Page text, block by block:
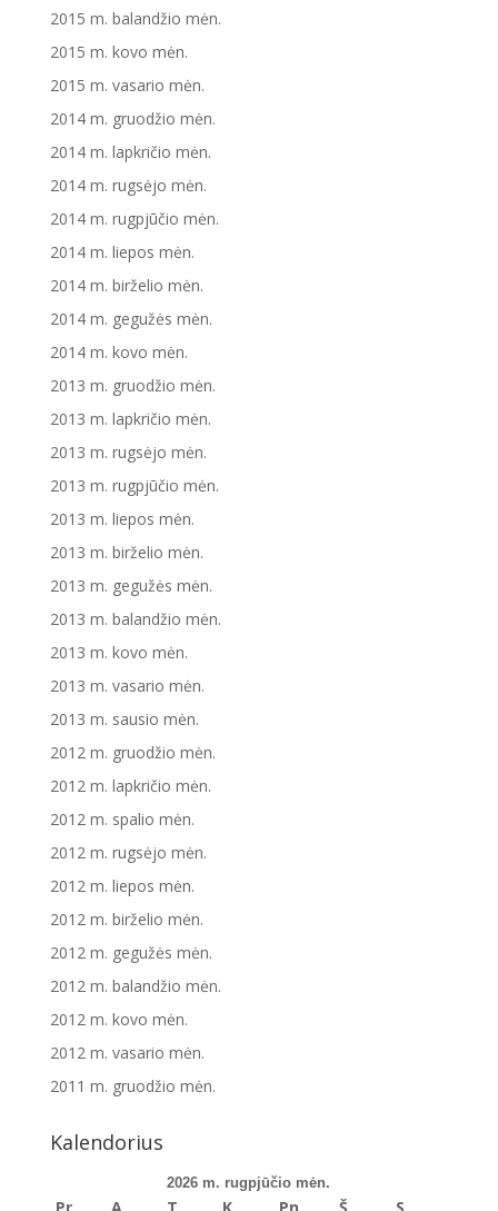
2015 m. balandžio mėn.
2015 m. kovo mėn.
2015 m. vasario mėn.
2014 m. gruodžio mėn.
2014 m. lapkričio mėn.
2014 m. rugsėjo mėn.
2014 m. rugpjūčio mėn.
2014 m. liepos mėn.
2014 m. birželio mėn.
2014 m. gegužės mėn.
2014 m. kovo mėn.
2013 m. gruodžio mėn.
2013 m. lapkričio mėn.
2013 m. rugsėjo mėn.
2013 m. rugpjūčio mėn.
2013 m. liepos mėn.
2013 m. birželio mėn.
2013 m. gegužės mėn.
2013 m. balandžio mėn.
2013 m. kovo mėn.
2013 m. vasario mėn.
2013 m. sausio mėn.
2012 m. gruodžio mėn.
2012 m. lapkričio mėn.
2012 m. spalio mėn.
2012 m. rugsėjo mėn.
2012 m. liepos mėn.
2012 m. birželio mėn.
2012 m. gegužės mėn.
2012 m. balandžio mėn.
2012 m. kovo mėn.
2012 m. vasario mėn.
2011 m. gruodžio mėn.
Kalendorius
2026 m. rugpjūčio mėn.